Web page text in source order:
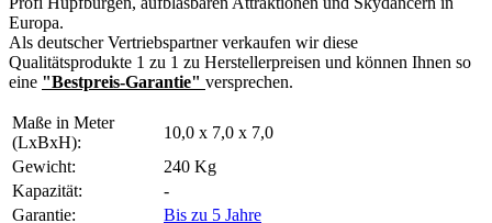
Europa.
Als deutscher Vertriebspartner verkaufen wir diese
Qualitätsprodukte 1 zu 1 zu Herstellerpreisen und können Ihnen so
eine "Bestpreis-Garantie" versprechen.
Maße in Meter
(LxBxH):
10,0 x 7,0 x 7,0
Gewicht:
240 Kg
Kapazität:
-
Garantie:
Bis zu 5 Jahre